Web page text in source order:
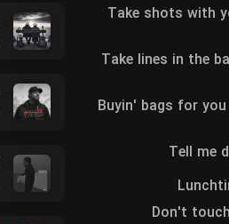
Take shots with
Take lines in the
Buyin' bags for
Tell me